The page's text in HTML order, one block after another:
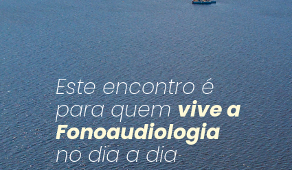
Este encontro é
para quem vive a
Fonoaudiologia
no dia a dia